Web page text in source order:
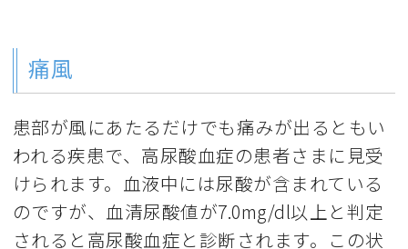
痛風
患部が風にあたるだけでも痛みが出るともい
われる疾患で、高尿酸血症の患者さまに見受
けられます。血液中には尿酸が含まれている
のですが、血清尿酸値が7.0mg/dl以上と判定
されると高尿酸血症と診断されます。この状